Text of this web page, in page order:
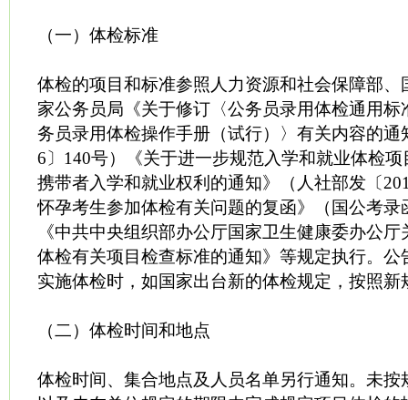
（一）体检标准
体检的项目和标准参照人力资源和社会保障部、
家公务员局《关于修订〈公务员录用体检通用标
务员录用体检操作手册（试行）〉有关内容的通
6〕140号）《关于进一步规范入学和就业体检
携带者入学和就业权利的通知》（人社部发〔
怀孕考生参加体检有关问题的复函》（国公考录
《中共中央组织部办公厅国家卫生健康委办公
体检有关项目检查标准的通知》等规定执行。公
实施体检时，如国家出台新的体检规定，按照新
（二）体检时间和地点
体检时间、集合地点及人员名单另行通知。未按